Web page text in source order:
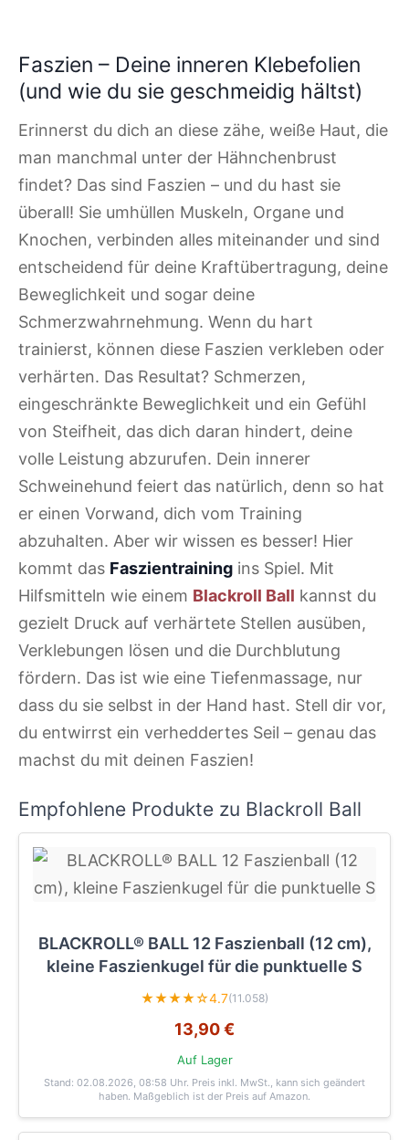
Faszien – Deine inneren Klebefolien
(und wie du sie geschmeidig hältst)
Erinnerst du dich an diese zähe, weiße Haut, die
man manchmal unter der Hähnchenbrust
findet? Das sind Faszien – und du hast sie
überall! Sie umhüllen Muskeln, Organe und
Knochen, verbinden alles miteinander und sind
entscheidend für deine Kraftübertragung, deine
Beweglichkeit und sogar deine
Schmerzwahrnehmung. Wenn du hart
trainierst, können diese Faszien verkleben oder
verhärten. Das Resultat? Schmerzen,
eingeschränkte Beweglichkeit und ein Gefühl
von Steifheit, das dich daran hindert, deine
volle Leistung abzurufen. Dein innerer
Schweinehund feiert das natürlich, denn so hat
er einen Vorwand, dich vom Training
abzuhalten. Aber wir wissen es besser! Hier
kommt das Faszientraining ins Spiel. Mit
Hilfsmitteln wie einem Blackroll Ball kannst du
gezielt Druck auf verhärtete Stellen ausüben,
Verklebungen lösen und die Durchblutung
fördern. Das ist wie eine Tiefenmassage, nur
dass du sie selbst in der Hand hast. Stell dir vor,
du entwirrst ein verheddertes Seil – genau das
machst du mit deinen Faszien!
Empfohlene Produkte zu Blackroll Ball
BLACKROLL® BALL 12 Faszienball (12 cm),
kleine Faszienkugel für die punktuelle S
★★★★☆4.7(11.058)
13,90 €
Auf Lager
Stand: 02.08.2026, 08:58 Uhr. Preis inkl. MwSt., kann sich geändert
haben. Maßgeblich ist der Preis auf Amazon.